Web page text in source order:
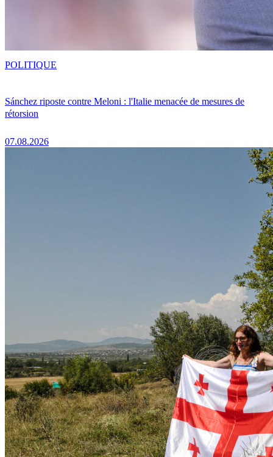
Sánchez riposte contre Meloni : l'Italie menacée de mesures de
rétorsion
07.08.2026
POLITIQUE